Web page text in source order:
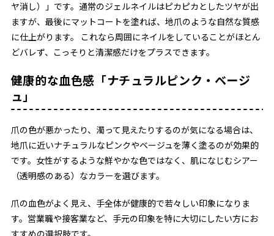
ヤ消し）」です。通常のジェルネイルはピカピカとしたツヤが出
ますが、最後にマットコートを塗れば、地爪のような自然な質感
に仕上がります。 これなら周囲にネイルをしていることがほとん
どバレず、こっそりと清潔感だけをプラスできます。
健康的な血色感「ナチュラルピンク・ベージ
ュ」
爪の色が悪かったり、濁って見えたりするのが気になる場合は、
地爪に近いナチュラルなピンクやベージュを薄く塗るのが効果的
です。女性がするような鮮やかな色ではなく、肌になじむシアー
（透明感のある）なカラーを選びます。
爪の血色がよく見え、手全体が健康的で若々しい印象になりま
す。営業職や接客業など、手元の印象を特に大切にしたい方にお
すすめの選択肢です。